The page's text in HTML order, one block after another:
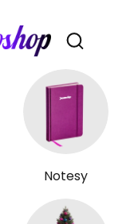
Otwórz
Notesy